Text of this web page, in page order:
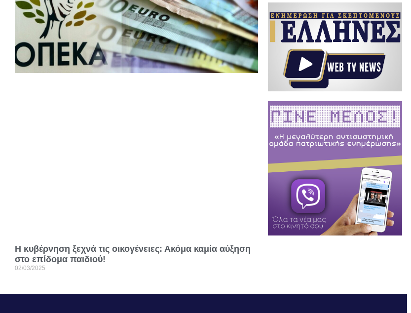
Η κυβέρνηση ξεχνά τις οικογένειες: Ακόμα καμία αύξηση
στο επίδομα παιδιού!
02/03/2025